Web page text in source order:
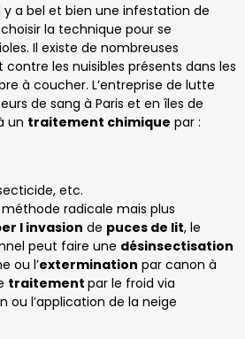
y a bel et bien une infestation de
la technique pour se
Il existe de nombreuses
les nuisibles présents dans les
à coucher. L’entreprise de lutte
de sang à Paris et en îles de
un traitement chimique par :
etc.
radicale mais plus
l invasion de puces de lit, le
peut faire une désinsectisation
ou l’extermination par canon à
traitement par le froid via
ou l’application de la neige